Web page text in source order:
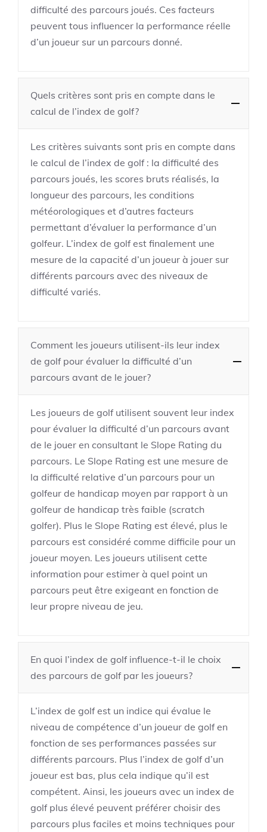
difficulté des parcours joués. Ces facteurs
peuvent tous influencer la performance réelle
d’un joueur sur un parcours donné.
Quels critères sont pris en compte dans le
calcul de l’index de golf?
Les critères suivants sont pris en compte dans
le calcul de l’index de golf : la difficulté des
parcours joués, les scores bruts réalisés, la
longueur des parcours, les conditions
météorologiques et d’autres facteurs
permettant d’évaluer la performance d’un
golfeur. L’index de golf est finalement une
mesure de la capacité d’un joueur à jouer sur
différents parcours avec des niveaux de
difficulté variés.
Comment les joueurs utilisent-ils leur index
de golf pour évaluer la difficulté d’un
parcours avant de le jouer?
Les joueurs de golf utilisent souvent leur index
pour évaluer la difficulté d’un parcours avant
de le jouer en consultant le Slope Rating du
parcours. Le Slope Rating est une mesure de
la difficulté relative d’un parcours pour un
golfeur de handicap moyen par rapport à un
golfeur de handicap très faible (scratch
golfer). Plus le Slope Rating est élevé, plus le
parcours est considéré comme difficile pour un
joueur moyen. Les joueurs utilisent cette
information pour estimer à quel point un
parcours peut être exigeant en fonction de
leur propre niveau de jeu.
En quoi l’index de golf influence-t-il le choix
des parcours de golf par les joueurs?
L’index de golf est un indice qui évalue le
niveau de compétence d’un joueur de golf en
fonction de ses performances passées sur
différents parcours. Plus l’index de golf d’un
joueur est bas, plus cela indique qu’il est
compétent. Ainsi, les joueurs avec un index de
golf plus élevé peuvent préférer choisir des
parcours plus faciles et moins techniques pour